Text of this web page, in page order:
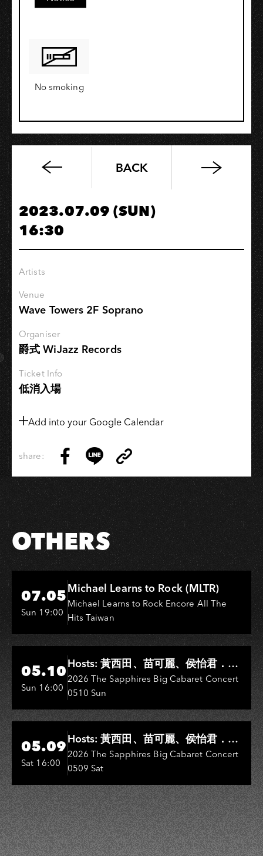
No smoking
午
爵
式
｜
低
話
培
捷
劉
芷
BACK
2023.07.09 (SUN)
16:30
Artists
Venue
Wave Towers 2F Soprano
Organiser
爵式 WiJazz Records
Ticket Info
低消入場
Add into your Google Calendar
share:
on
Facebook
on
LINE
Link
Copy
Link
OTHERS
Hi-Ing Music Hall
07.05
Sun 19:00
Michael Learns to Rock (MLTR)
Michael Learns to Rock Encore All The
Hits Taiwan
Hi-Ing Music Hall
05.10
Sun 16:00
Hosts: 黃西田、苗可麗、侯怡君．
Entertainers: 葉啟田、鳥來嬤-吳
敏、王彩樺、王瑞霞、吳淑敏、施文
彬、邵大倫、曹雅雯、陳孟賢、黃露
瑤
2026 The Sapphires Big Cabaret Concert
0510 Sun
Hi-Ing Music Hall
05.09
Sat 16:00
Hosts: 黃西田、苗可麗、侯怡君．
Entertainers: 葉啟田、鳥來嬤-吳
敏、張秀卿、王彩樺、吳淑敏、施文
彬、邵大倫、曹雅雯、陳孟賢、黃露
瑤
2026 The Sapphires Big Cabaret Concert
0509 Sat